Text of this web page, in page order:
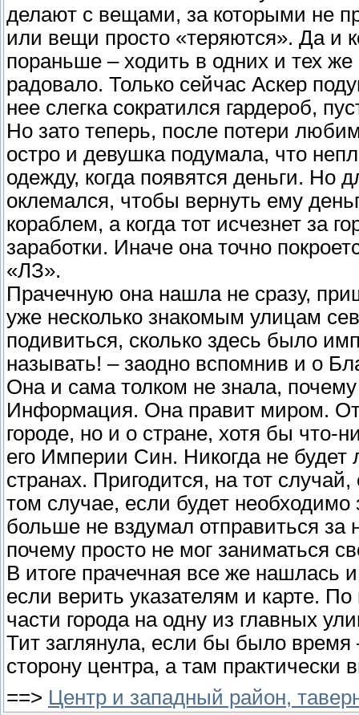
делают с вещами, за которыми не
или вещи просто «теряются». Да и
пораньше – ходить в одних и тех
радовало. Только сейчас Аскер
нее слегка сократился гардероб,
Но зато теперь, после потери
остро и девушка подумала, что
одежду, когда появятся деньги. Но
оклемался, чтобы вернуть ему
кораблем, а когда тот исчезнет за
заработки. Иначе она точно
«ЛЗ».
Прачечную она нашла не сразу,
уже несколько знакомым улицам
подивиться, сколько здесь было
называть! – заодно вспомнив и о
Она и сама толком не знала,
Информация. Она правит миром. От
городе, но и о стране, хотя бы что-
его Империи Син. Никогда не
странах. Пригодится, на тот
том случае, если будет
больше не вздумал отправиться
почему просто не мог заниматься
В итоге прачечная все же нашлась
если верить указателям и карте.
части города на одну из главных
Тит заглянула, если бы было время
сторону центра, а там
==> Центр и западный район,